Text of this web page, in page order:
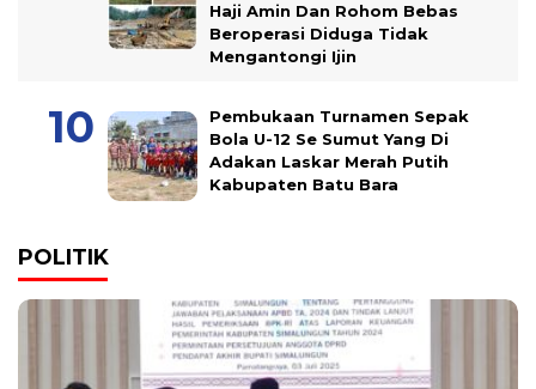
Haji Amin Dan Rohom Bebas
Beroperasi Diduga Tidak
Mengantongi Ijin
Pembukaan Turnamen Sepak
Bola U-12 Se Sumut Yang Di
Adakan Laskar Merah Putih
Kabupaten Batu Bara
POLITIK